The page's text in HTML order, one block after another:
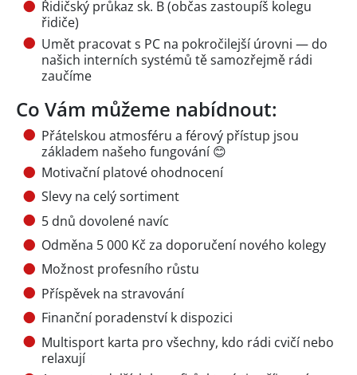
Řidičský průkaz sk. B (občas zastoupíš kolegu
řidiče)
Umět pracovat s PC na pokročilejší úrovni — do
našich interních systémů tě samozřejmě rádi
zaučíme
Co Vám můžeme nabídnout:
Přátelskou atmosféru a férový přístup jsou
základem našeho fungování 😊
Motivační platové ohodnocení
Slevy na celý sortiment
5 dnů dovolené navíc
Odměna 5 000 Kč za doporučení nového kolegy
Možnost profesního růstu
Příspěvek na stravování
Finanční poradenství k dispozici
Multisport karta pro všechny, kdo rádi cvičí nebo
relaxují